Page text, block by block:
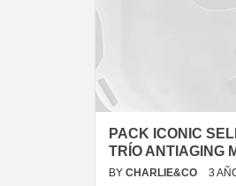
PACK ICONIC
TRÍO ANTIAGING
BY CHARLIE&CO 3